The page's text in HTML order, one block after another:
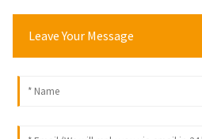
Leave Your Message